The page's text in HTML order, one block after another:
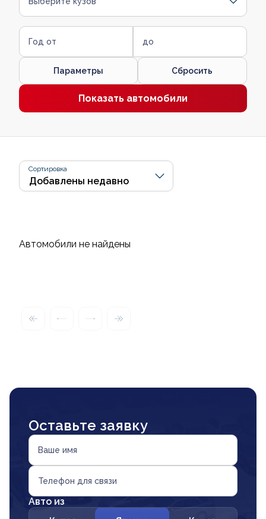
Год от до
Параметры Сбросить
Показать автомобили
Сортировка
Автомобили не найдены
Оставьте заявку
Ваше имя
Телефон для связи
Авто из